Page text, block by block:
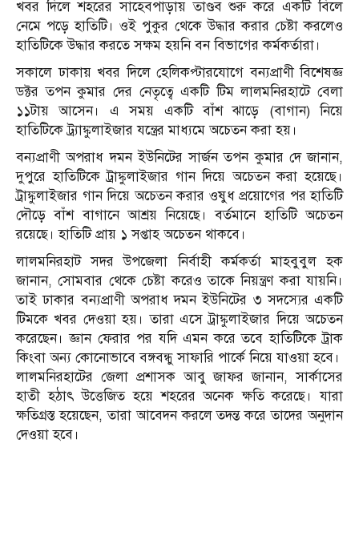
খবর দিলে শহরের সাহেবপাড়ায় তাণ্ডব শুরু করে একটি বিলে
নেমে পড়ে হাতিটি। ওই পুকুর থেকে উদ্ধার করার চেষ্টা করলেও
হাতিটিকে উদ্ধার করতে সক্ষম হয়নি বন বিভাগের কর্মকর্তারা।
সকালে ঢাকায় খবর দিলে হেলিকপ্টারযোগে বন্যপ্রাণী বিশেষজ্ঞ
ডক্টর তপন কুমার দের নেতৃত্বে একটি টিম লালমনিরহাটে বেলা
১১টায় আসেন। এ সময় একটি বাঁশ ঝাড়ে (বাগান) নিয়ে
হাতিটিকে ট্র্যাঙ্কুলাইজার যন্ত্রের মাধ্যমে অচেতন করা হয়।
বন্যপ্রাণী অপরাধ দমন ইউনিটের সার্জন তপন কুমার দে জানান,
দুপুরে হাতিটিকে ট্রাঙ্কুলাইজার গান দিয়ে অচেতন করা হয়েছে।
ট্রাঙ্কুলাইজার গান দিয়ে অচেতন করার ওষুধ প্রয়োগের পর হাতিটি
দৌড়ে বাঁশ বাগানে আশ্রয় নিয়েছে। বর্তমানে হাতিটি অচেতন
রয়েছে। হাতিটি প্রায় ১ সপ্তাহ অচেতন থাকবে।
লালমনিরহাট সদর উপজেলা নির্বাহী কর্মকর্তা মাহবুবুল হক
জানান, সোমবার থেকে চেষ্টা করেও তাকে নিয়ন্ত্রণ করা যায়নি।
তাই ঢাকার বন্যপ্রাণী অপরাধ দমন ইউনিটের ৩ সদস্যের একটি
টিমকে খবর দেওয়া হয়। তারা এসে ট্রাঙ্কুলাইজার দিয়ে অচেতন
করেছেন। জ্ঞান ফেরার পর যদি এমন করে তবে হাতিটিকে ট্রাক
কিংবা অন্য কোনোভাবে বঙ্গবন্ধু সাফারি পার্কে নিয়ে যাওয়া হবে।
লালমনিরহাটের জেলা প্রশাসক আবু জাফর জানান, সার্কাসের
হাতী হঠাৎ উত্তেজিত হয়ে শহরের অনেক ক্ষতি করেছে। যারা
ক্ষতিগ্রস্ত হয়েছেন, তারা আবেদন করলে তদন্ত করে তাদের অনুদান
দেওয়া হবে।